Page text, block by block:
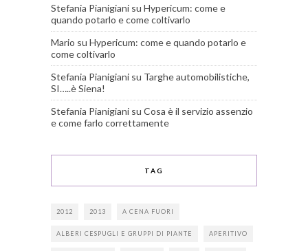
Stefania Pianigiani su Hypericum: come e
quando potarlo e come coltivarlo
Mario su Hypericum: come e quando potarlo e
come coltivarlo
Stefania Pianigiani su Targhe automobilistiche,
SI…..è Siena!
Stefania Pianigiani su Cosa è il servizio assenzio
e come farlo correttamente
TAG
2012 2013 A CENA FUORI
ALBERI CESPUGLI E GRUPPI DI PIANTE APERITIVO